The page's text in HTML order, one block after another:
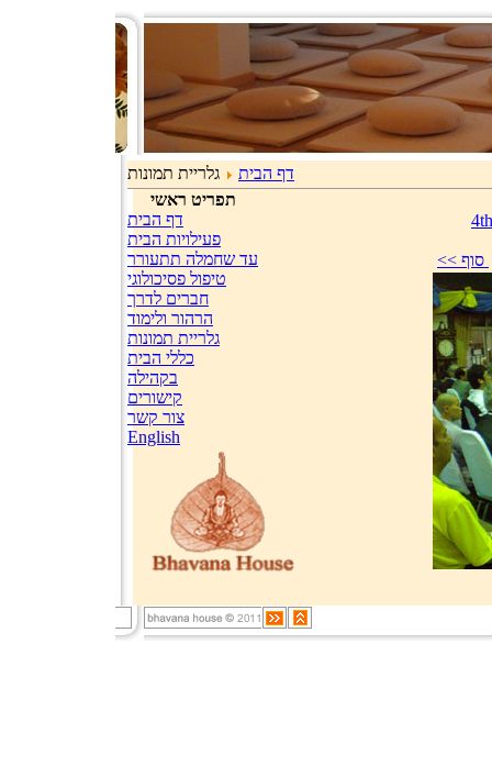
דף הבית
גלריית תמונות
תפריט ראשי
דף הבית
פעילויות הבית
עד שחמלה תתעורר
טיפול פסיכולוגי
חברים לדרך
הרהור ולימוד
גלריית תמונות
כללי הבית
בקהילה
קישורים
צור קשר
English